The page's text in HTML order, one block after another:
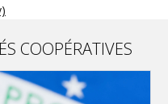
COOPÉRATIVES